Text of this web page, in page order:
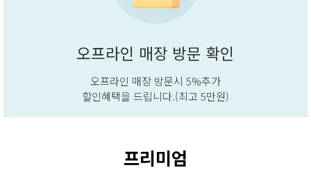
오프라인 매장 방문 확인
오프라인 매장 방문시 5%추가
할인혜택을 드립니다.(최고 5만원)
프리미엄